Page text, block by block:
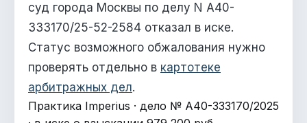
суд города Москвы по делу N А40-
333170/25-52-2584 отказал в иске.
Статус возможного обжалования нужно
проверять отдельно в картотеке
арбитражных дел.
Практика Imperius · дело № А40-333170/2025